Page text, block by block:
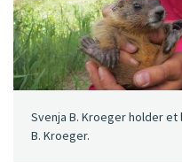
Svenja B. Kroeger holder
B. Kroeger.